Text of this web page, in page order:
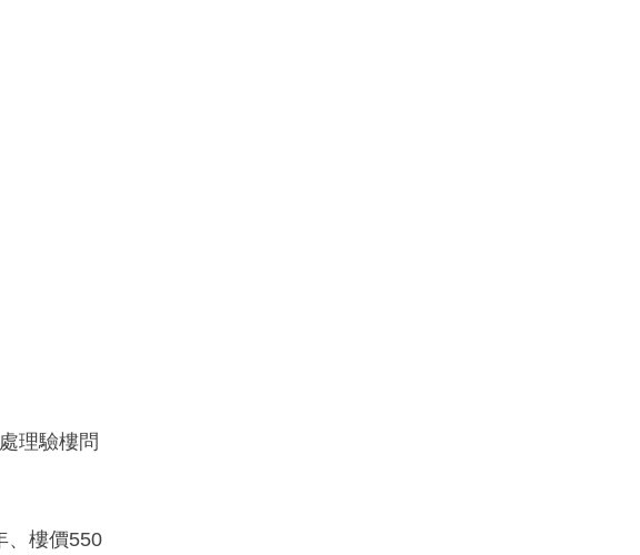
理驗樓問
、樓價550